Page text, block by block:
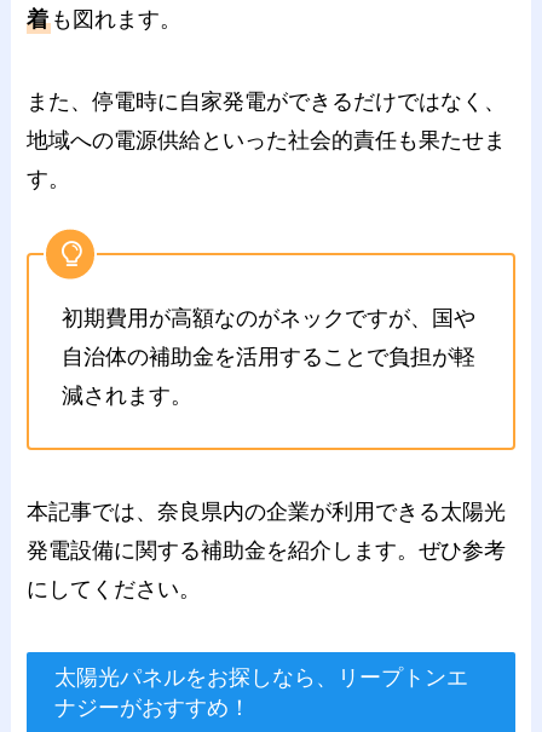
着 も図れます。
また、停電時に自家発電ができるだけではなく、
地域への電源供給といった社会的責任も果たせま
す。
初期費用が高額なのがネックですが、国や
自治体の補助金を活用することで負担が軽
減されます。
本記事では、奈良県内の企業が利用できる太陽光
発電設備に関する補助金を紹介します。ぜひ参考
にしてください。
太陽光パネルをお探しなら、リープトンエ
ナジーがおすすめ！